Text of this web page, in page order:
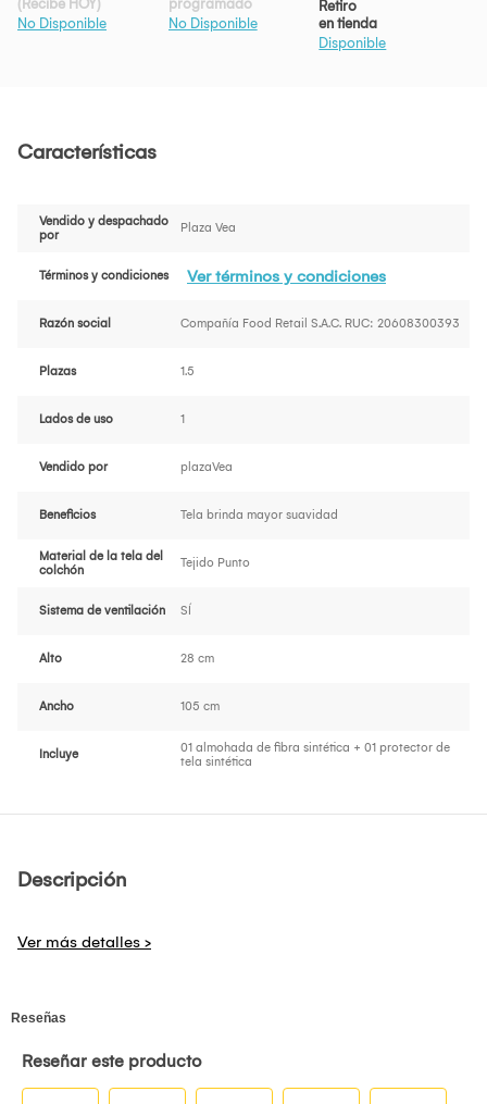
(Recibe HOY)
No Disponible
programado
No Disponible
Retiro
en tienda
Disponible
Características
Vendido y despachado
por
Plaza Vea
Términos y condiciones Ver términos y condiciones
Razón social Compañía Food Retail S.A.C. RUC: 20608300393
Plazas 1.5
Lados de uso 1
Vendido por plazaVea
Beneficios Tela brinda mayor suavidad
Material de la tela del
colchón
Tejido Punto
Sistema de ventilación SÍ
Alto 28 cm
Ancho 105 cm
Incluye
01 almohada de fibra sintética + 01 protector de
tela sintética
Descripción